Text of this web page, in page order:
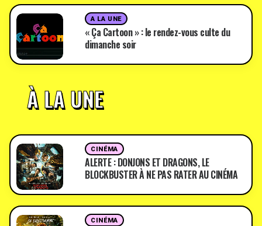
A LA UNE
« Ça Cartoon » : le rendez-vous culte du
dimanche soir
À LA UNE
CINÉMA
ALERTE : DONJONS ET DRAGONS, LE
BLOCKBUSTER À NE PAS RATER AU CINÉMA
CINÉMA